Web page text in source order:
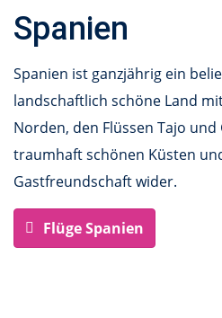
Spanien
Spanien ist ganzjährig ein
landschaftlich schöne Land
Norden, den Flüssen Tajo
traumhaft schönen Küsten
Gastfreundschaft wider.
Flüge Spanien